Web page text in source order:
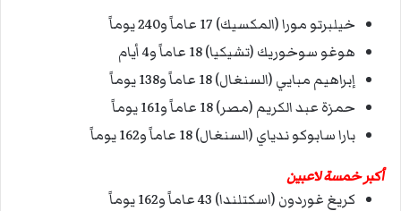
خيلبرتو مورا (المكسيك) 17 عاماً و240 يوماً
هوغو سوخوريك (تشيكيا) 18 عاماً و4 أيام
إبراهيم مبايي (السنغال) 18 عاماً و138 يوماً
حمزة عبد الكريم (مصر) 18 عاماً و161 يوماً
بارا سابوكو ندياي (السنغال) 18 عاماً و162 يوماً
أكبر خمسة لاعبين
كريغ غوردون (اسكتلندا) 43 عاماً و162 يوماً